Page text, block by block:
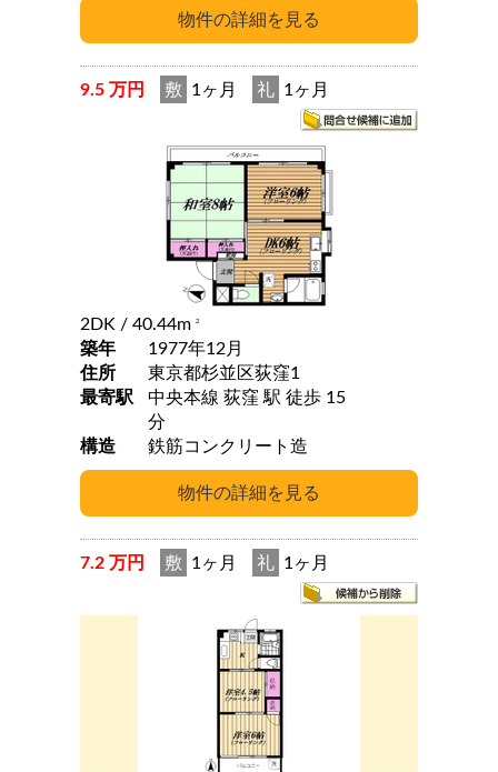
9.5 万円 敷 1ヶ月 礼 1ヶ月
2DK / 40.44m 2
築年
1977年12月
住所
東京都杉並区荻窪1
最寄駅
中央本線 荻窪 駅 徒歩 15
分
構造
鉄筋コンクリート造
7.2 万円 敷 1ヶ月 礼 1ヶ月